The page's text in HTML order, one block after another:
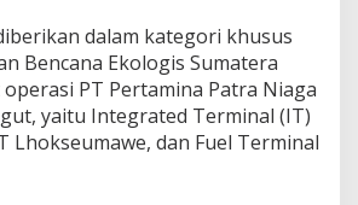
m
dalam kategori khusus
Bencana Ekologis Sumatera
PT Pertamina Patra Niaga
yaitu Integrated Terminal (IT)
Lhokseumawe, dan Fuel Terminal